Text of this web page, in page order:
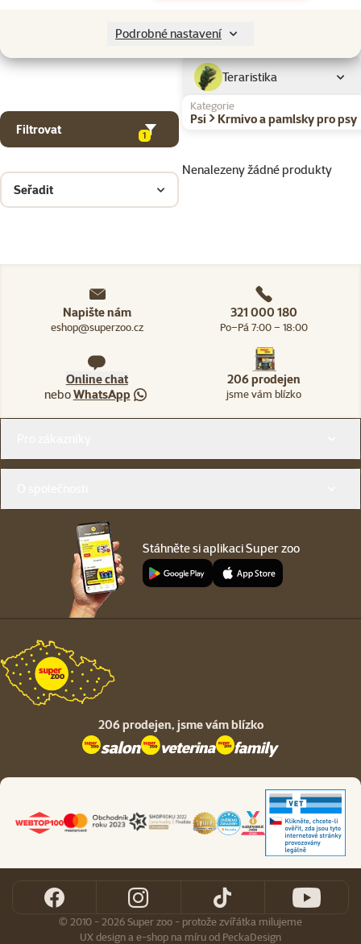
Podrobné nastavení
Teraristika
Filtrovat 1
Kategorie
Psi > Krmivo a pamlsky pro psy
Seřadit
Nenalezeny žádné produkty
Napište nám
eshop@superzoo.cz
321 000 180
Po–Pá 7:00 – 18:00
Online chat
neboWhatsApp
206 prodejen
jsme vám blízko
Stáhněte si aplikaci Super zoo
206 prodejen, jsme vám blízko
© 2010 - 2026 Super zoo - protože zvířátka milujeme
UX designa e-shop na míruod PeckaDesign